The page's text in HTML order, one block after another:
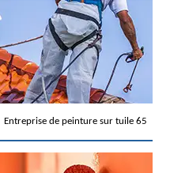
Entreprise de peinture sur tuile 65